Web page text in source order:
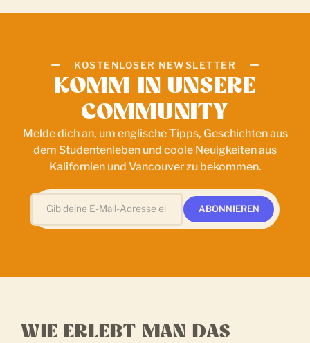
KOSTENLOSER NEWSLETTER
KOMM IN UNSERE
COMMUNITY
Melde dich an, um englische Tipps, Geschichten aus
dem Studentenleben und coole Neuigkeiten aus
Kalifornien und Vancouver zu bekommen.
WIE ERLEBT MAN DAS